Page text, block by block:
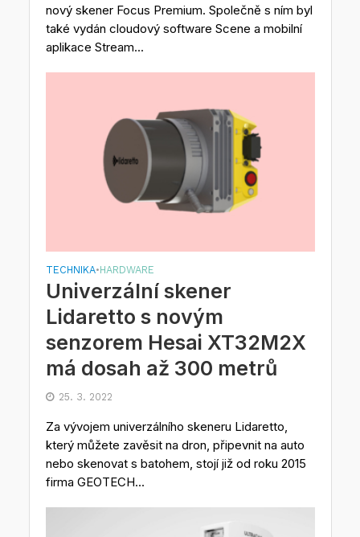
nový skener Focus Premium. Společně s ním byl
také vydán cloudový software Scene a mobilní
aplikace Stream...
TECHNIKA•HARDWARE
Univerzální skener
Lidaretto s novým
senzorem Hesai XT32M2X
má dosah až 300 metrů
25. 3. 2022
Za vývojem univerzálního skeneru Lidaretto,
který můžete zavěsit na dron, připevnit na auto
nebo skenovat s batohem, stojí již od roku 2015
firma GEOTECH...